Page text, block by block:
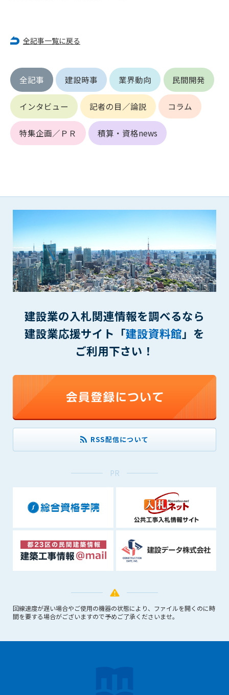
全記事一覧に戻る
全記事 建設時事 業界動向 民間開発
インタビュー 記者の目／論説 コラム
特集企画／ＰＲ 積算・資格news
建設業の入札関連情報を調べるなら
建設業応援サイト「建設資料館」を
ご利用下さい！
RSS配信について
PR
回線速度が遅い場合やご使用の機器の状態により、ファイルを開くのに時
間を要する場合がございますので予めご了承くださいませ。
2. 会員は、自己のIDおよびパスワードを、貸与、譲渡、売買、
ん。
3. 会員は、IDおよびパスワードの管理不十分、使用上の過誤、
第三者（他の会員を含む）の使用等による損害について責任
を負うものとし、管理者は一切責任を負いません。
第6条（会員の禁止事項）
1. 会員は建設資料館WEB上で以下の行為をしないものとしま
す。
為
(4) 有害なコンピュータプログラム等を送信又は書き込む行為
(5) 第三者に不利益を与える行為
(6) 管理者が承認していない営利を目的とした行為
(7) 公序良俗に反する行為
(8) 犯罪的行為に結びつく行為
(9) その他、法律に反する行為
(10) 建設資料館から知り得た情報及びダウンロードした情報
に第三者に提供すること
第7条（登録内容の削除）
管理者は、会員が登録した内容が以下に該当する、またはその
恐れのあるものは、会員の承諾なく削除できるものとします。
と管理者が、判断した場合
(2) 建設資料館の運営および保守管理上、必要と判断した場合
(3) 広告掲載料金の支払が遅延した場合
(4) その他、管理者が不適当と判断した場合
第8条（サービスの変更・中止等）
管理者は、会員の承諾なく、本サービス内容の変更(新規追加、
できるものとします。これに起因する会員または他の第三者が
被った損害について管理者は､一切の責任をも負わないものと
第9条（会員の個人情報）
会員の氏名、住所、性別、年齢、メールアドレスその他本サー
ビスの提供に関連して管理者が知り得た会員の個人情報（以下
個人情報といいます）について、管理者は、以下の各号に該当
する場合を除き、第三者に開示または提供しないものとしま
す。
(2) 個々の会員を特定できない統計的な処理をした形式で第三
者に提供する場合
(3) 第三者および管理者の権利、財産、安全等を保護するため
(4) 法令等により開示を求められた場合